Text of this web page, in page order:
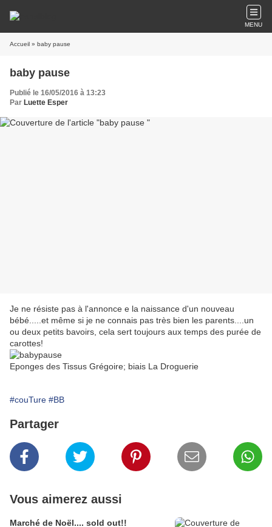
MENU
Accueil » baby pause
baby pause
Publié le 16/05/2016 à 13:23
Par Luette Esper
Je ne résiste pas à l'annonce e la naissance d'un nouveau
bébé.....et même si je ne connais pas très bien les parents....un
ou deux petits bavoirs, cela sert toujours aux temps des purée de
carottes!
Eponges des Tissus Grégoire; biais La Droguerie
#couTure #BB
Partager
Vous aimerez aussi
Marché de Noël.... sold out!!